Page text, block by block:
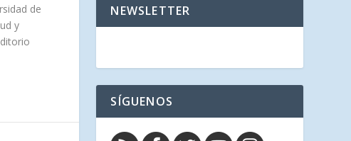
de
y
NEWSLETTER
SÍGUENOS